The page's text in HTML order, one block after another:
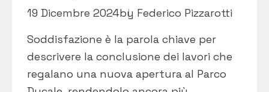
19 Dicembre 2024by Federico Pizzarotti
Soddisfazione è la parola chiave per
descrivere la conclusione dei lavori che
regalano una nuova apertura al Parco